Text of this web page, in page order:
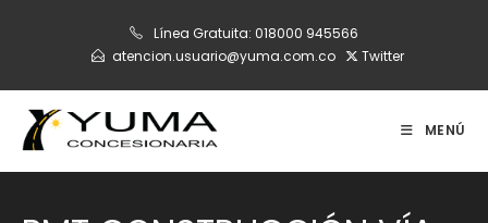
Línea Gratuita: 018000 945566
atencion.usuario@yuma.com.co
Twitter
MENÚ